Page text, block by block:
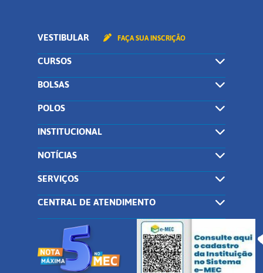
VESTIBULAR FAÇA SUA INSCRIÇÃO
CURSOS
BOLSAS
POLOS
INSTITUCIONAL
NOTÍCIAS
SERVIÇOS
CENTRAL DE ATENDIMENTO